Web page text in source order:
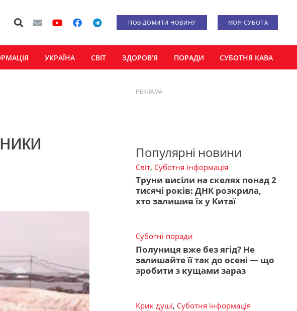
ПОВІДОМИТИ НОВИНУ МОЯ СУБОТА
УКРАЇНА СВІТ ЗДОРОВ’Я ПОРАДИ СУБОТНЯ КАВА
РЕКЛАМА
Популярні новини
Світ, Суботня інформація
Труни висіли на скелях понад 2
тисячі років: ДНК розкрила,
хто залишив їх у Китаї
Суботні поради
Полуниця вже без ягід? Не
залишайте її так до осені — що
зробити з кущами зараз
Крик душі, Суботня інформація